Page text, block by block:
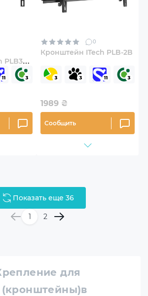
PLB3
0
Кронштейн ITech PLB-2B
1989 ₴
Сообщить
Показать еще 36
1 2
для